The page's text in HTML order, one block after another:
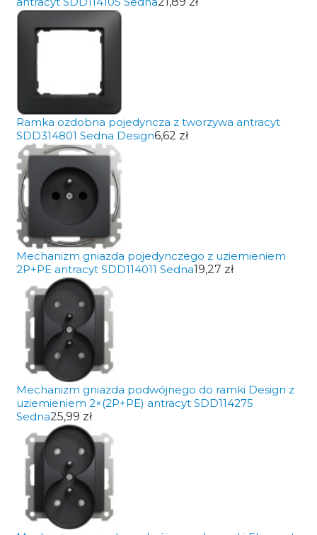
Ramka ozdobna pojedyncza z tworzywa antracyt
SDD314801 Sedna Design6,62 zł
Mechanizm gniazda pojedynczego z uziemieniem
2P+PE antracyt SDD114011 Sedna19,27 zł
Mechanizm gniazda podwójnego do ramki Design z
uziemieniem 2×(2P+PE) antracyt SDD114275
Sedna25,99 zł